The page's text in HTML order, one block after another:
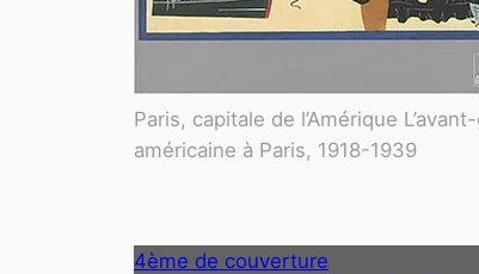
Paris, capitale de l’Amérique
américaine à Paris, 1918-1939
4ème de couverture